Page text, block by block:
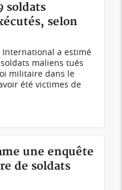
soldats
selon
International a estimé
maliens tués
militaire dans le
été victimes de
une enquête
de soldats